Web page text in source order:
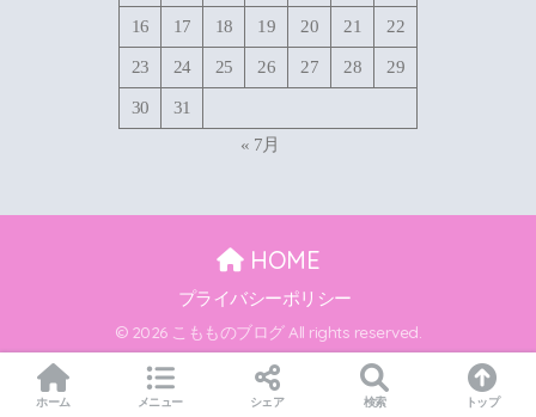
16 17 18 19 20 21 22
23 24 25 26 27 28 29
30
31
« 7月
HOME
プライバシーポリシー
© 2026 こもものブログ All rights reserved.
ホーム メニュー シェア 検索 トップ